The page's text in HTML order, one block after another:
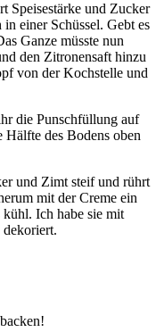
Speisestärke und Zucker
einer Schüssel. Gebt es
Ganze müsste nun
den Zitronensaft hinzu
von der Kochstelle und
die Punschfüllung auf
Hälfte des Bodens oben
und Zimt steif und rührt
mit der Creme ein
Ich habe sie mit